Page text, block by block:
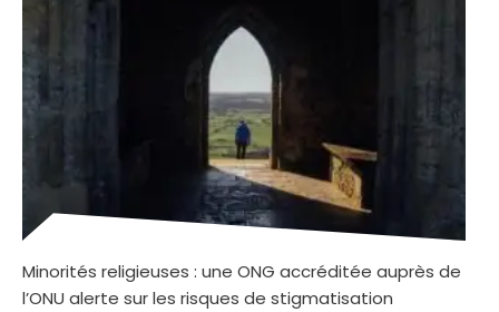
Minorités religieuses : une ONG accréditée auprès de
l’ONU alerte sur les risques de stigmatisation